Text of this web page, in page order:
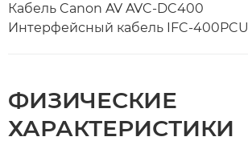
Кабель Canon AV AVC-DC400
Интерфейсный кабель IFC-400PCU
ФИЗИЧЕСКИЕ
ХАРАКТЕРИСТИКИ